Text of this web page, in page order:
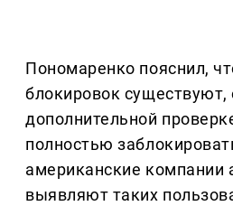
Пономаренко пояснил,
блокировок существуют,
дополнительной
полностью
американские компании
выявляют таких